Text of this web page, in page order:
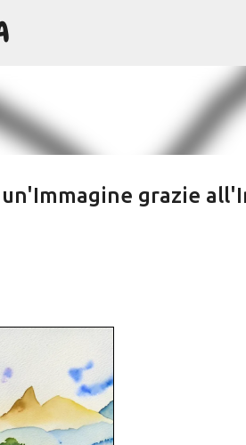
grazie